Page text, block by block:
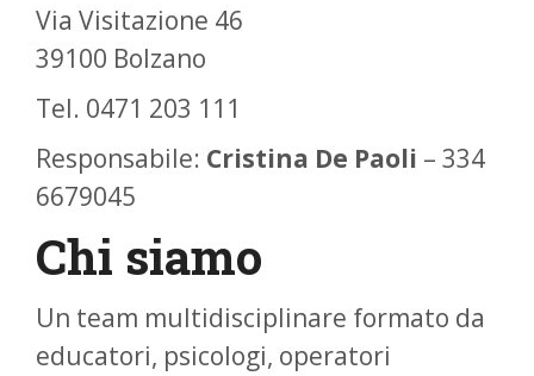
Via Visitazione 46
39100 Bolzano
Tel. 0471 203 111
Responsabile: Cristina De Paoli – 334
6679045
Chi siamo
Un team multidisciplinare formato da
educatori, psicologi, operatori